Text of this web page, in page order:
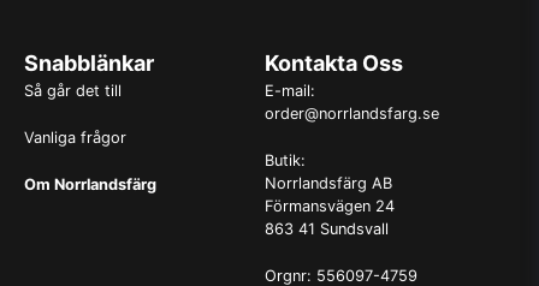
Snabblänkar
Så går det till
Vanliga frågor
Om Norrlandsfärg
Kontakta Oss
E-mail:
order@norrlandsfarg.se
Butik:
Norrlandsfärg AB
Förmansvägen 24
863 41 Sundsvall
Orgnr: 556097-4759